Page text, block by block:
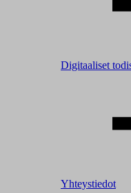
Digitaaliset
Yhteystiedot